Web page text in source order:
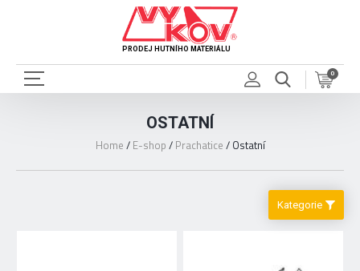
PRODEJ HUTNÍHO MATERIÁLU
0
OSTATNÍ
Home / E-shop / Prachatice / Ostatní
Kategorie